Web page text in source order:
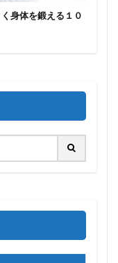
身体を鍛える１０